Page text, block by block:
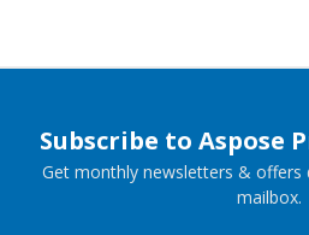
Subscribe to Aspose
Get monthly newsletters & offers
mailbox.